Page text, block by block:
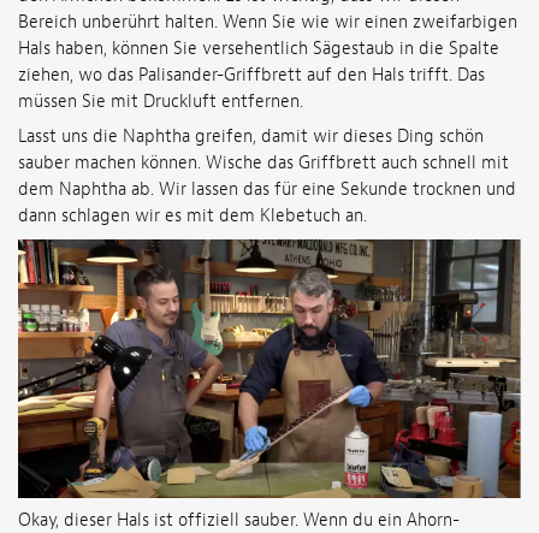
Bereich unberührt halten. Wenn Sie wie wir einen zweifarbigen
Hals haben, können Sie versehentlich Sägestaub in die Spalte
ziehen, wo das Palisander-Griffbrett auf den Hals trifft. Das
müssen Sie mit Druckluft entfernen.
Lasst uns die Naphtha greifen, damit wir dieses Ding schön
sauber machen können. Wische das Griffbrett auch schnell mit
dem Naphtha ab. Wir lassen das für eine Sekunde trocknen und
dann schlagen wir es mit dem Klebetuch an.
Okay, dieser Hals ist offiziell sauber. Wenn du ein Ahorn-